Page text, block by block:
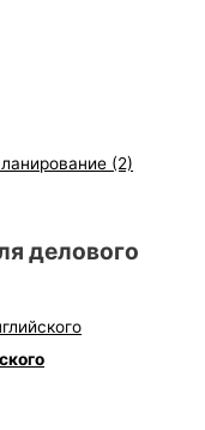
(2)
делового